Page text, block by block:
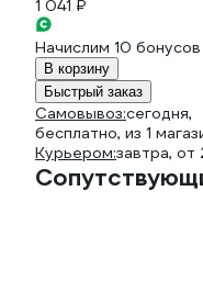
1 041 ₽
Начислим 10 бонусов
В корзину
Быстрый заказ
Самовывоз:сегодня,
бесплатно, из 1
Курьером:завтра, от